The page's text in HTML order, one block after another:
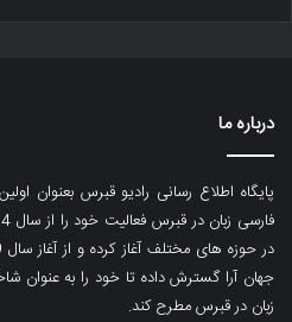
درباره ما
پایگاه اطلاع رسانی رادیو قبرس بعنوان
جهان آرا گسترش داده تا خود را به عنوان
زبان در قبرس مطرح کند.